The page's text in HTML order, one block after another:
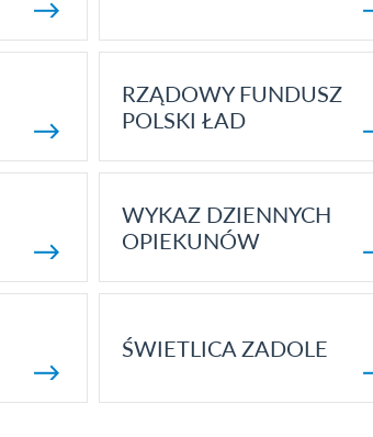
RZĄDOWY FUNDUSZ
POLSKI ŁAD
WYKAZ DZIENNYCH
OPIEKUNÓW
ŚWIETLICA ZADOLE